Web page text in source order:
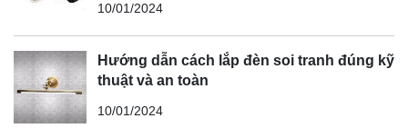
10/01/2024
Hướng dẫn cách lắp đèn soi tranh đúng kỹ
thuật và an toàn
10/01/2024